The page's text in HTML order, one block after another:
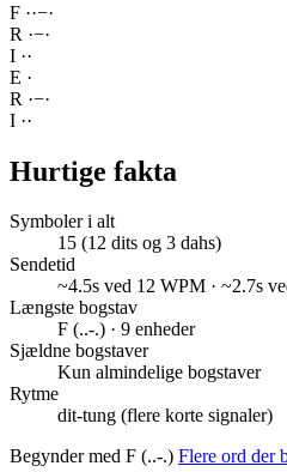
F ··−·
R ·−·
I ··
E ·
R ·−·
I ··
Hurtige fakta
Symboler i alt
15 (12 dits og 3 dahs)
Sendetid
~4.5s ved 12 WPM · ~2.7s
Længste bogstav
F (..-.) · 9 enheder
Sjældne bogstaver
Kun almindelige bogstaver
Rytme
dit-tung (flere korte signaler)
Begynder med F (..-.) Flere ord der